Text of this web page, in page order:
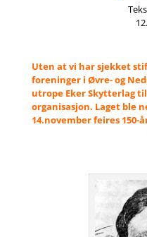
Uten at vi har sjekket
foreninger i Øvre- og
utrope Eker Skytterlag
organisasjon. Laget ble
14.november feires 150-